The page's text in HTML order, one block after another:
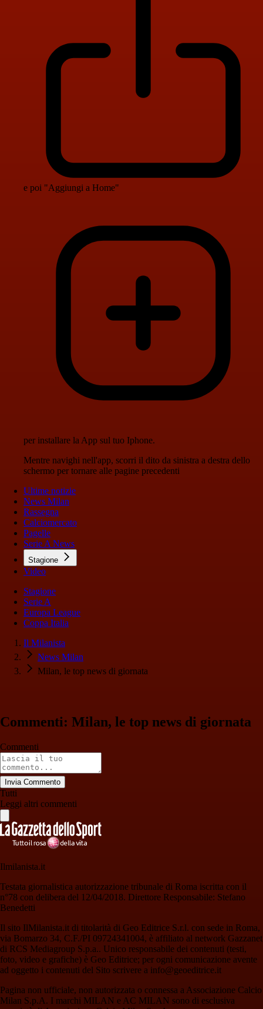
e poi "Aggiungi a Home"
per installare la App sul tuo Iphone.
Mentre navighi nell'app, scorri il dito da sinistra a destra dello
schermo per tornare alle pagine precedenti
Ultime notizie
News Milan
Rassegna
Calciomercato
Pagelle
Serie A News
Stagione
Video
Stagione
Serie A
Europa League
Coppa Italia
Il Milanista
News Milan
Milan, le top news di giornata
Commenti: Milan, le top news di giornata
Commenti
Invia Commento
Tutti
Leggi altri commenti
Ilmilanista.it
Testata giornalistica autorizzazione tribunale di Roma iscritta con il
n°78 con delibera del 12/04/2018. Direttore Responsabile: Stefano
Benedetti
Il sito IlMilanista.it di titolarità di Geo Editrice S.r.l. con sede in Roma,
via Bomarzo 34, C.F./PI 09724341004, è affiliato al network Gazzanet
di RCS Mediagroup S.p.a.. Unico responsabile dei contenuti (testi,
foto, video e grafiche) è Geo Editrice; per ogni comunicazione avente
ad oggetto i contenuti del Sito scrivere a info@geoeditrice.it
Pagina non ufficiale, non autorizzata o connessa a Associazione Calcio
Milan S.p.A. I marchi MILAN e AC MILAN sono di esclusiva